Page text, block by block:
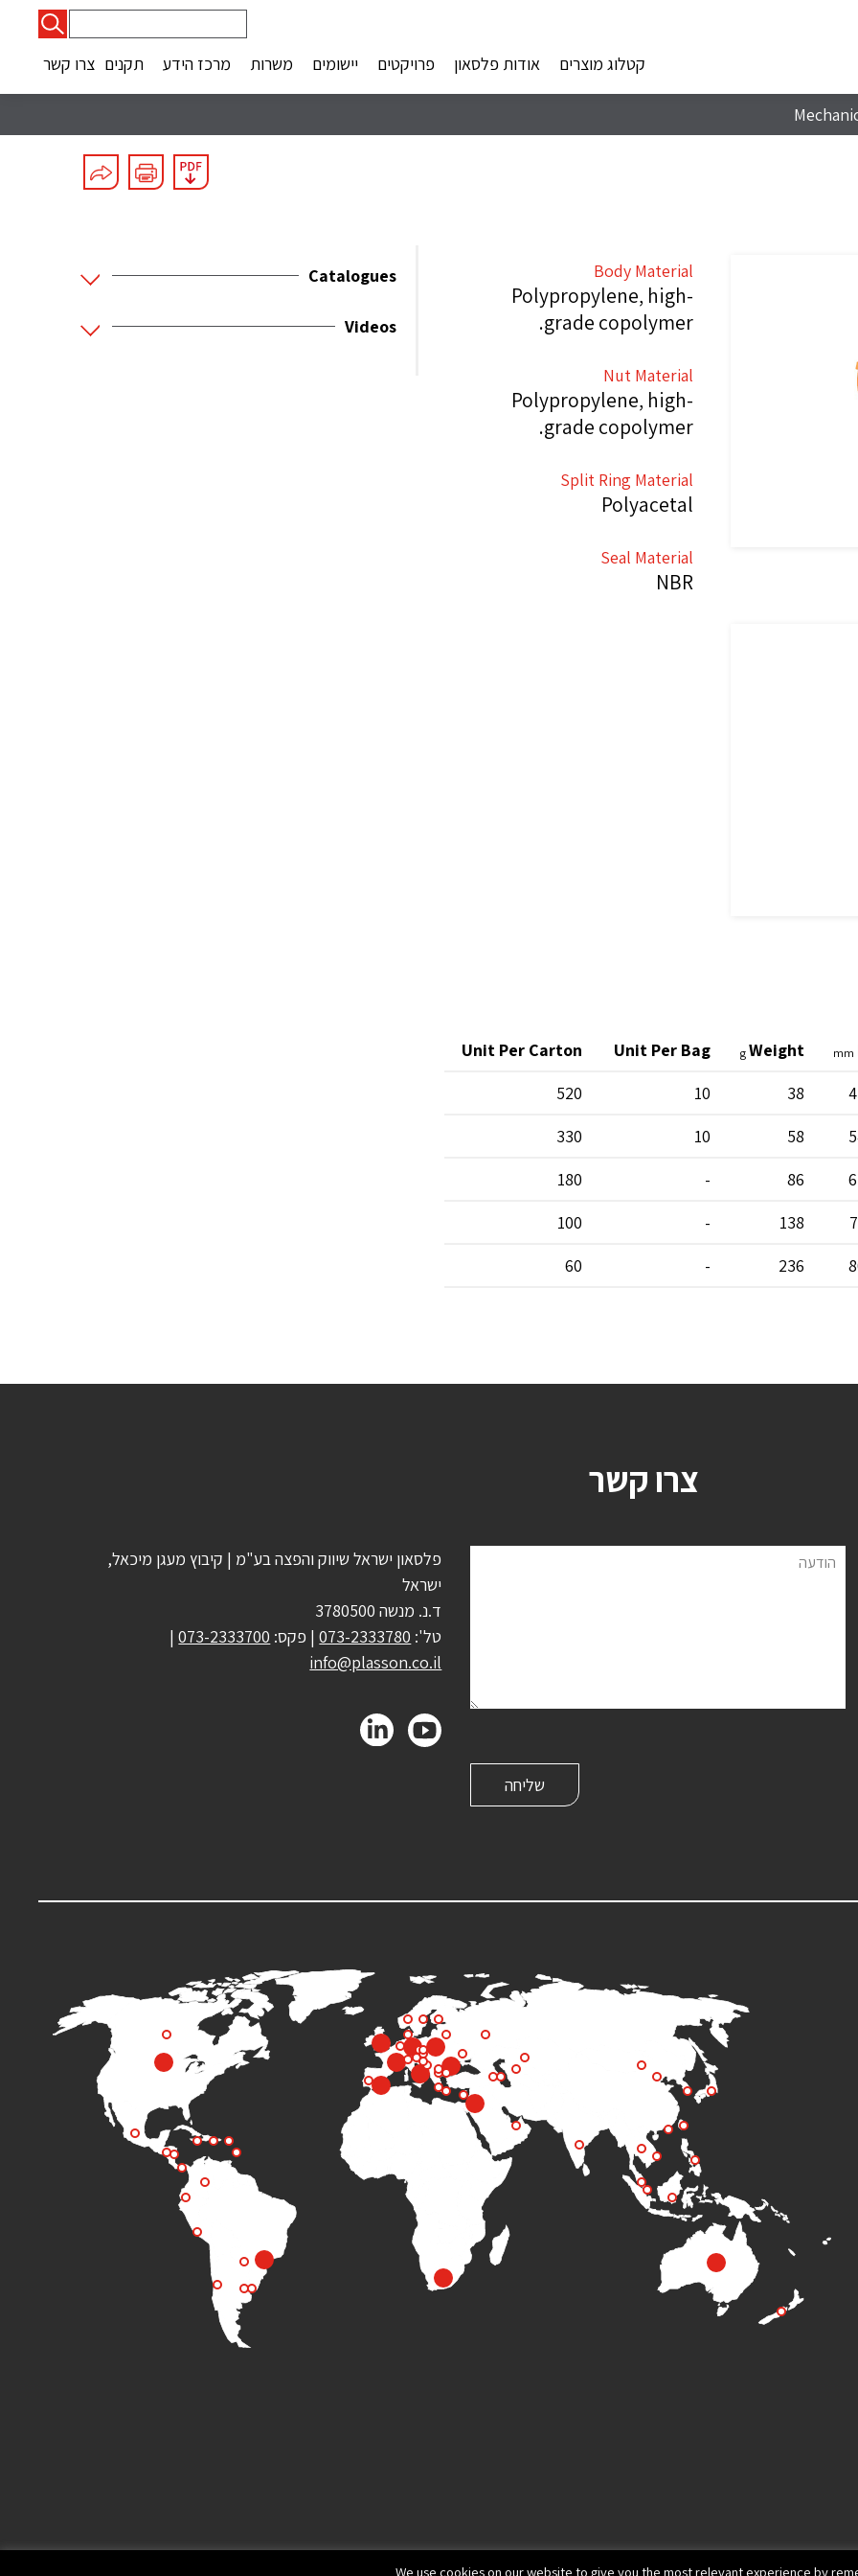
קטלוג מוצרים
אודות פלסאון פרויקטים יישומים משרות מרכז הידע תקנים צרו קשר
Body Material
Polypropylene, high-
grade copolymer.
Nut Material
Polypropylene, high-
grade copolymer.
Split Ring Material
Polyacetal
Seal Material
NBR
Catalogues
Videos
mm
Weight
g
Unit Per Bag
Unit Per Carton
38
10
520
58
10
330
86
-
180
138
-
100
236
-
60
צרו קשר
הודעה
פלסאון ישראל שיווק והפצה בע"מ | קיבוץ מעגן מיכאל,
ישראל
ד.נ. מנשה 3780500
טל': 073-2333780| פקס: 073-2333700
|
info@plasson.co.il
We use cookies on our website to give you the most relevant experience by